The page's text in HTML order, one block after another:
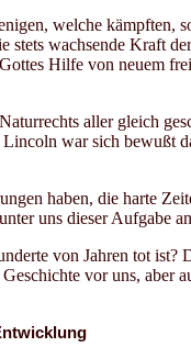
welche kämpften,
wachsende Kraft
Hilfe von neuem
aller gleich
war sich bewußt
haben, die harte
uns dieser Aufgabe
von Jahren tot
vor uns, aber